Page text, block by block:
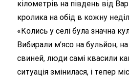
кілометрів на південь від
кролика на обід в кожну
«Колись у селі була значна
Вибирали м’ясо на бульйон,
свиней, люди самі квасили
ситуація змінилася, і тепер